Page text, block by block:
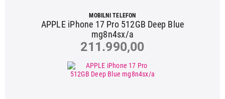
MOBILNI TELEFON
APPLE iPhone 17 Pro 512GB Deep Blue
mg8n4sx/a
211.990,00